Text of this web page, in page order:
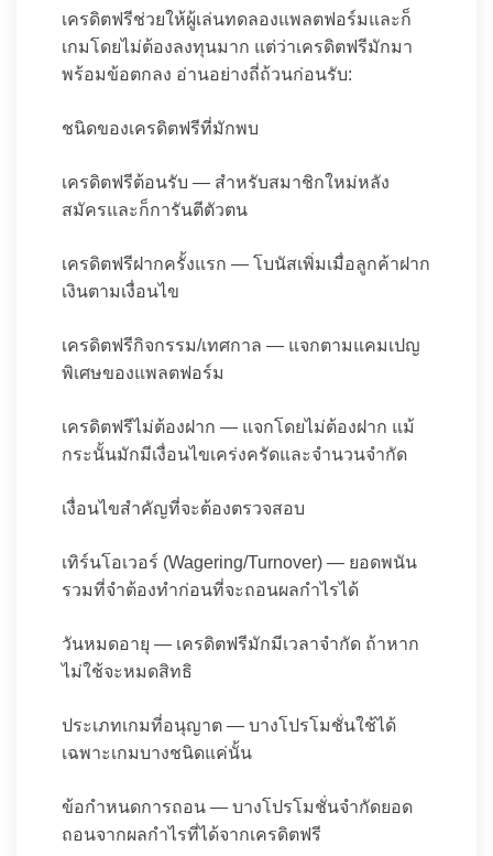
เครดิตฟรีช่วยให้ผู้เล่นทดลองแพลตฟอร์มและก็
เกมโดยไม่ต้องลงทุนมาก แต่ว่าเครดิตฟรีมักมา
พร้อมข้อตกลง อ่านอย่างถี่ถ้วนก่อนรับ:
ชนิดของเครดิตฟรีที่มักพบ
เครดิตฟรีต้อนรับ — สำหรับสมาชิกใหม่หลัง
สมัครและก็การันตีตัวตน
เครดิตฟรีฝากครั้งแรก — โบนัสเพิ่มเมื่อลูกค้าฝาก
เงินตามเงื่อนไข
เครดิตฟรีกิจกรรม/เทศกาล — แจกตามแคมเปญ
พิเศษของแพลตฟอร์ม
เครดิตฟรีไม่ต้องฝาก — แจกโดยไม่ต้องฝาก แม้
กระนั้นมักมีเงื่อนไขเคร่งครัดและจำนวนจำกัด
เงื่อนไขสำคัญที่จะต้องตรวจสอบ
เทิร์นโอเวอร์ (Wagering/Turnover) — ยอดพนัน
รวมที่จำต้องทำก่อนที่จะถอนผลกำไรได้
วันหมดอายุ — เครดิตฟรีมักมีเวลาจำกัด ถ้าหาก
ไม่ใช้จะหมดสิทธิ
ประเภทเกมที่อนุญาต — บางโปรโมชั่นใช้ได้
เฉพาะเกมบางชนิดแค่นั้น
ข้อกำหนดการถอน — บางโปรโมชั่นจำกัดยอด
ถอนจากผลกำไรที่ได้จากเครดิตฟรี